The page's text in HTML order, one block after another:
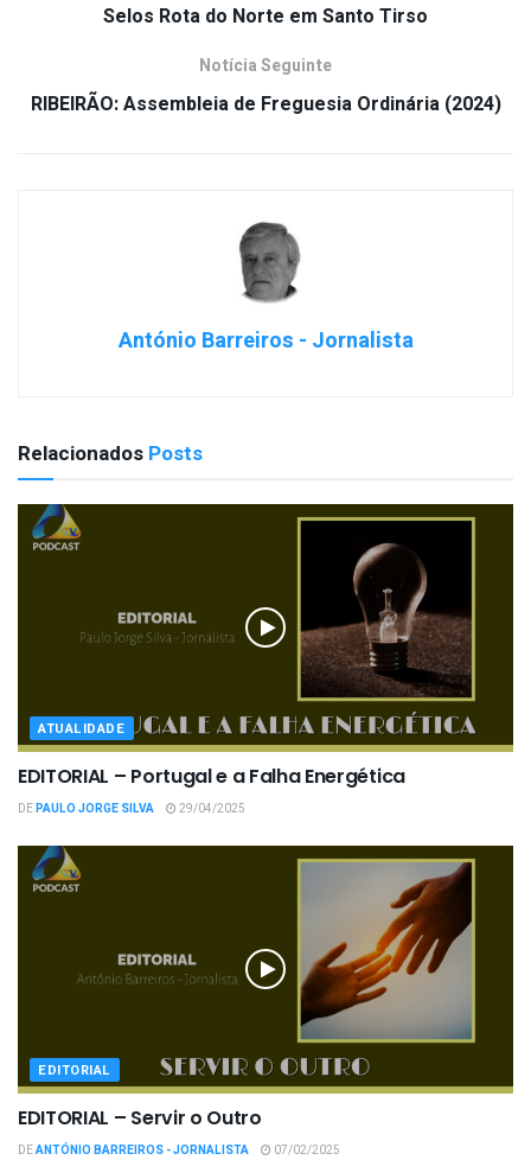
Selos Rota do Norte em Santo Tirso
Notícia Seguinte
RIBEIRÃO: Assembleia de Freguesia Ordinária (2024)
António Barreiros - Jornalista
Relacionados Posts
ATUALIDADE
EDITORIAL – Portugal e a Falha Energética
DEPAULO JORGE SILVA 29/04/2025
EDITORIAL
EDITORIAL – Servir o Outro
DEANTÓNIO BARREIROS - JORNALISTA 07/02/2025